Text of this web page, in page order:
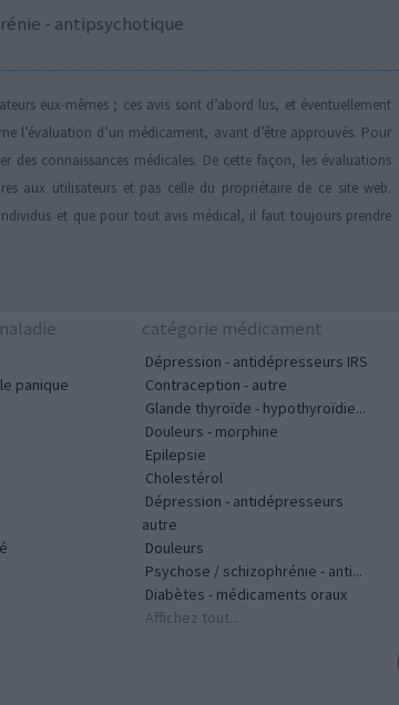
- antipsychotique
eux-mêmes ; ces avis sont d’abord lus, et éventuellement
l’évaluation d’un médicament, avant d’être approuvés. Pour
des connaissances médicales. De cette façon, les évaluations
aux utilisateurs et pas celle du propriétaire de ce site web.
et que pour tout avis médical, il faut toujours prendre
panique
catégorie médicament
Dépression - antidépresseurs IRS
Contraception - autre
Glande thyroïde - hypothyroïdie...
Douleurs - morphine
Epilepsie
Cholestérol
Dépression - antidépresseurs
autre
Douleurs
Psychose / schizophrénie - anti...
Diabètes - médicaments oraux
Affichez tout...